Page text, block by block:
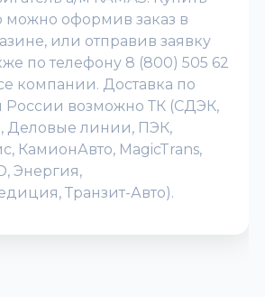
можно оформив заказ в
или отправив заявку
по телефону 8 (800) 505 62
компании. Доставка по
России возможно ТК (СДЭК,
Деловые линии, ПЭК,
КамионАвто, MagicTrans,
Энергия,
Транзит-Авто).